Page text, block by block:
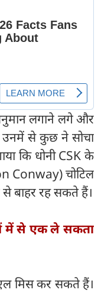
लगाने लगे और
उनमें से कुछ ने सोचा
कि धोनी CSK के
Conway) चोटिल
बाहर रह सकते हैं।
में से एक ले सकता
मिस कर सकते हैं।